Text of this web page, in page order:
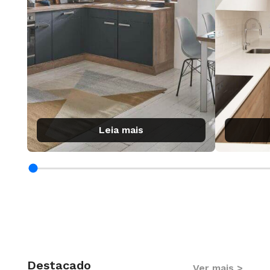
Leia mais
Destacado